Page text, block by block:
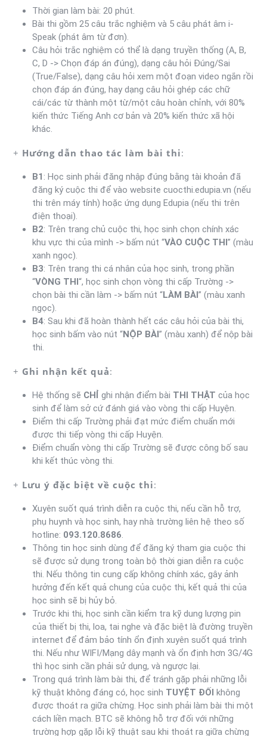
Thời gian làm bài: 20 phút.
Bài thi gồm 25 câu trắc nghiệm và 5 câu phát âm i-
Speak (phát âm từ đơn).
Câu hỏi trắc nghiệm có thể là dạng truyền thống (A, B,
C, D -> Chọn đáp án đúng), dạng câu hỏi Đúng/Sai
(True/False), dạng câu hỏi xem một đoạn video ngắn rồi
chọn đáp án đúng, hay dạng câu hỏi ghép các chữ
cái/các từ thành một từ/một câu hoàn chỉnh, với 80%
kiến thức Tiếng Anh cơ bản và 20% kiến thức xã hội
khác.
+ Hướng dẫn thao tác làm bài thi:
B1 : Học sinh phải đăng nhập đúng bằng tài khoản đã
đăng ký cuộc thi để vào website cuocthi.edupia.vn (nếu
thi trên máy tính) hoặc ứng dụng Edupia (nếu thi trên
điện thoại).
B2: Trên trang chủ cuộc thi, học sinh chọn chính xác
khu vực thi của mình -> bấm nút “VÀO CUỘC THI” (màu
xanh ngọc).
B3: Trên trang thi cá nhân của học sinh, trong phần
“VÒNG THI“, học sinh chọn vòng thi cấp Trường ->
chọn bài thi cần làm -> bấm nút “LÀM BÀI” (màu xanh
ngọc).
B4: Sau khi đã hoàn thành hết các câu hỏi của bài thi,
học sinh bấm vào nút “NỘP BÀI” (màu xanh) để nộp bài
thi.
+ Ghi nhận kết quả:
Hệ thống sẽ CHỈ ghi nhận điểm bài THI THẬT của học
sinh để làm sở cứ đánh giá vào vòng thi cấp Huyện.
Điểm thi cấp Trường phải đạt mức điểm chuẩn mới
được thi tiếp vòng thi cấp Huyện.
Điểm chuẩn vòng thi cấp Trường sẽ được công bố sau
khi kết thúc vòng thi.
+ Lưu ý đặc biệt về cuộc thi:
Xuyên suốt quá trình diễn ra cuộc thi, nếu cần hỗ trợ,
phụ huynh và học sinh, hay nhà trường liên hệ theo số
hotline: 093.120.8686.
Thông tin học sinh dùng để đăng ký tham gia cuộc thi
sẽ được sử dụng trong toàn bộ thời gian diễn ra cuộc
thi. Nếu thông tin cung cấp không chính xác, gây ảnh
hưởng đến kết quả chung của cuộc thi, kết quả thi của
học sinh sẽ bị hủy bỏ.
Trước khi thi, học sinh cần kiểm tra kỹ dung lượng pin
của thiết bị thi, loa, tai nghe và đặc biệt là đường truyền
internet để đảm bảo tính ổn định xuyên suốt quá trình
thi. Nếu như WIFI/Mạng dây mạnh và ổn định hơn 3G/4G
thì học sinh cần phải sử dụng, và ngược lại.
Trong quá trình làm bài thi, để tránh gặp phải những lỗi
kỹ thuật không đáng có, học sinh TUYỆT ĐỐI không
được thoát ra giữa chừng. Học sinh phải làm bài thi một
cách liền mạch. BTC sẽ không hỗ trợ đối với những
trường hợp gặp lỗi kỹ thuật sau khi thoát ra giữa chừng